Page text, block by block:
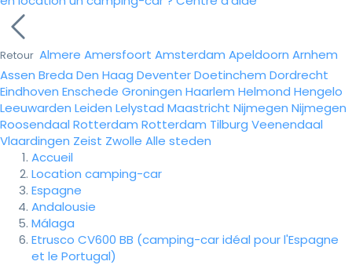
Retour Almere Amersfoort Amsterdam Apeldoorn Arnhem
Assen Breda Den Haag DeventerDoetinchem Dordrecht
Eindhoven Enschede Groningen Haarlem Helmond Hengelo
Leeuwarden Leiden Lelystad Maastricht Nijmegen Nijmegen
Roosendaal Rotterdam Rotterdam Tilburg Veenendaal
Vlaardingen Zeist Zwolle Alle steden
Accueil
Location camping-car
Espagne
Andalousie
Málaga
Etrusco CV600 BB (camping-car idéal pour l'Espagne
et le Portugal)